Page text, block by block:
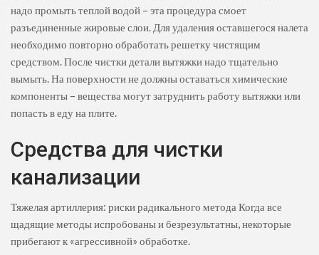
надо промыть теплой водой – эта процедура смоет
разъединенные жировые слои. Для удаления оставшегося налета
необходимо повторно обработать решетку чистящим
средством. После чистки детали вытяжки надо тщательно
вымыть. На поверхности не должны оставаться химические
компоненты – вещества могут затруднить работу вытяжки или
попасть в еду на плите.
Средства для чистки
канализации
Тяжелая артиллерия: риски радикального метода Когда все
щадящие методы испробованы и безрезультатны, некоторые
прибегают к «агрессивной» обработке.